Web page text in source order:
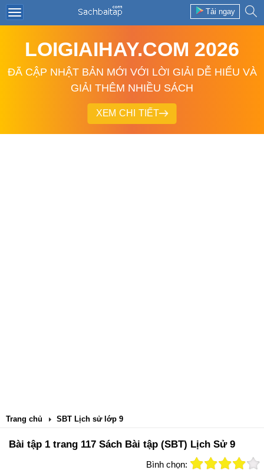
Tải ngay
LOIGIAIHAY.COM 2026
ĐÃ CẬP NHẬT BẢN MỚI VỚI LỜI GIẢI DỄ HIỂU VÀ
GIẢI THÊM NHIỀU SÁCH
XEM CHI TIẾT
Trang chủ SBT Lịch sử lớp 9
Bài tập 1 trang 117 Sách Bài tập (SBT) Lịch Sử 9
Bình chọn: